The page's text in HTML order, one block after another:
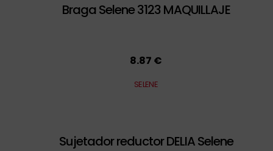
Braga Selene 3123 MAQUILLAJE
8.87 €
SELENE
Sujetador reductor DELIA Selene